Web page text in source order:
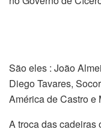
São eles : João
Diego Tavares,
América de Castro e
A troca das cadeiras